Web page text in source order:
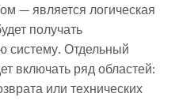
— является логическая
получать
систему. Отдельный
включать ряд областей:
или технических